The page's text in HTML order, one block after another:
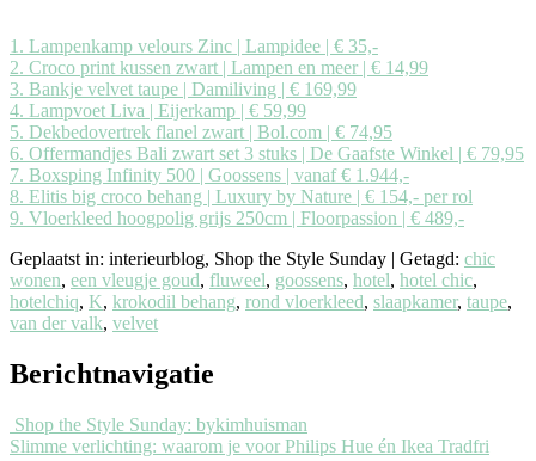
1. Lampenkamp velours Zinc | Lampidee | € 35,-
2. Croco print kussen zwart | Lampen en meer | € 14,99
3. Bankje velvet taupe | Damiliving | € 169,99
4. Lampvoet Liva | Eijerkamp | € 59,99
5. Dekbedovertrek flanel zwart | Bol.com | € 74,95
6. Offermandjes Bali zwart set 3 stuks | De Gaafste Winkel | € 79,95
7. Boxsping Infinity 500 | Goossens | vanaf € 1.944,-
8. Elitis big croco behang | Luxury by Nature | € 154,- per rol
9. Vloerkleed hoogpolig grijs 250cm | Floorpassion | € 489,-
Geplaatst in: interieurblog, Shop the Style Sunday | Getagd: chic
wonen, een vleugje goud, fluweel, goossens, hotel, hotel chic,
hotelchiq, K, krokodil behang, rond vloerkleed, slaapkamer, taupe,
van der valk, velvet
Berichtnavigatie
Shop the Style Sunday: bykimhuisman
Slimme verlichting: waarom je voor Philips Hue én Ikea Tradfri